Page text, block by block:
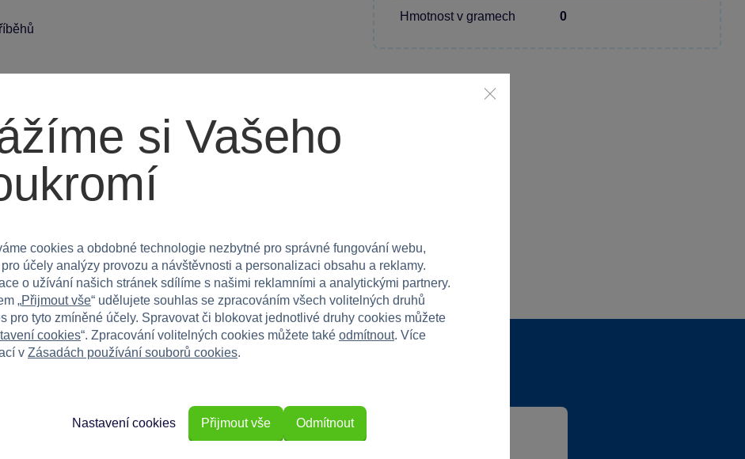
dobrodružství v kouzelnickém světě.
domova kousek magie s mapou Marauder!
Hmotnost v gramech 0
si Vašeho
cookies a obdobné technologie nezbytné pro správné fungování webu,
účely analýzy provozu a návštěvnosti a personalizaci obsahu a reklamy.
o užívání našich stránek sdílíme s našimi reklamními a analytickými partnery.
„Přijmout vše“ udělujete souhlas se zpracováním všech volitelných druhů
pro tyto zmíněné účely. Spravovat či blokovat jednotlivé druhy cookies můžete
cookies“. Zpracování volitelných cookies můžete také odmítnout. Více
v Zásadách používání souborů cookies.
Odmítnout
Nastavení cookies Přijmout vše